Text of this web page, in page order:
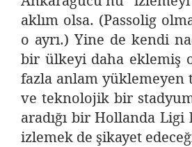
aklım olsa. (Passolig
o ayrı.) Yine de kendi
bir ülkeyi daha eklemiş
fazla anlam
ve teknolojik bir
aradığı bir Hollanda
izlemek de şikayet